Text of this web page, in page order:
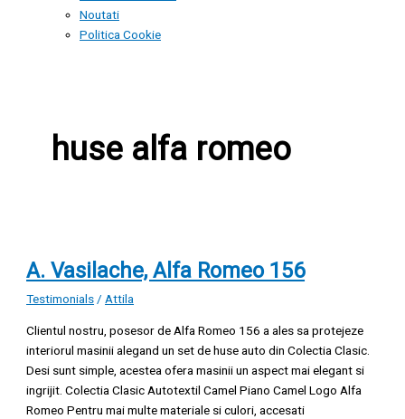
Noutati
Politica Cookie
huse alfa romeo
A. Vasilache, Alfa Romeo 156
Testimonials/Attila
Clientul nostru, posesor de Alfa Romeo 156 a ales sa protejeze
interiorul masinii alegand un set de huse auto din Colectia Clasic.
Desi sunt simple, acestea ofera masinii un aspect mai elegant si
ingrijit. Colectia Clasic Autotextil Camel Piano Camel Logo Alfa
Romeo Pentru mai multe materiale si culori, accesati